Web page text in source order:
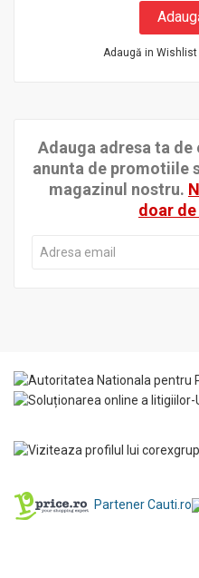
Adaugă in Wishlist
Adauga adresa ta
anunta de promotiile
magazinul nostru.
doar
Partener Cauti.ro